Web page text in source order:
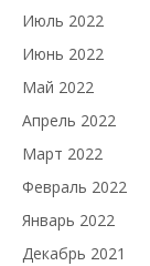
Июль 2022
Июнь 2022
Май 2022
Апрель 2022
Март 2022
Февраль 2022
Январь 2022
Декабрь 2021